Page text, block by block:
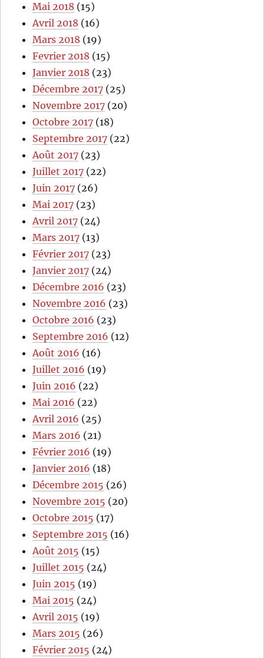
Mai 2018 (15)
Avril 2018 (16)
Mars 2018 (19)
Fevrier 2018 (15)
Janvier 2018 (23)
Décembre 2017 (25)
Novembre 2017 (20)
Octobre 2017 (18)
Septembre 2017 (22)
Août 2017 (23)
Juillet 2017 (22)
Juin 2017 (26)
Mai 2017 (23)
Avril 2017 (24)
Mars 2017 (13)
Février 2017 (23)
Janvier 2017 (24)
Décembre 2016 (23)
Novembre 2016 (23)
Octobre 2016 (23)
Septembre 2016 (12)
Août 2016 (16)
Juillet 2016 (19)
Juin 2016 (22)
Mai 2016 (22)
Avril 2016 (25)
Mars 2016 (21)
Février 2016 (19)
Janvier 2016 (18)
Décembre 2015 (26)
Novembre 2015 (20)
Octobre 2015 (17)
Septembre 2015 (16)
Août 2015 (15)
Juillet 2015 (24)
Juin 2015 (19)
Mai 2015 (24)
Avril 2015 (19)
Mars 2015 (26)
Février 2015 (24)